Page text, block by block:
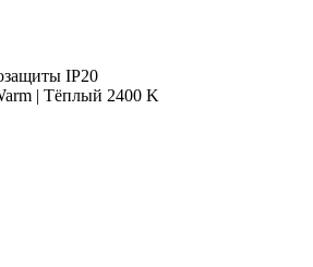
IP20
| Тёплый 2400 K